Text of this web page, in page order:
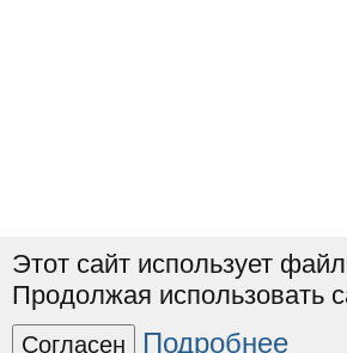
Этот сайт использует
Продолжая использовать
Согласен Подробнее